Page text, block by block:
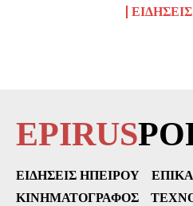
EPIRUS
ΕΙΔΉΣΕΙΣ ΗΠΕΊΡΟΥ
ΚΙΝΗΜΑΤΟΓΡΆΦΟΣ